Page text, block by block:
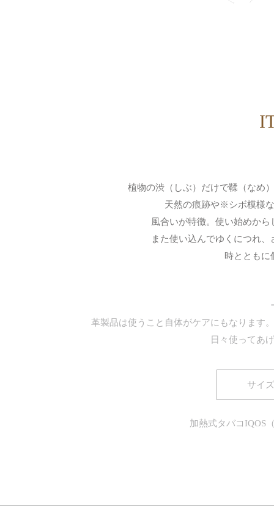
植物の渋（しぶ）だけで鞣（なめ
天然の痕跡や※シボ模様
風合いが特徴。使い始めか
また使い込んでゆくにつれ
時とともに
革製品は使うこと自体がケアにもなります
日々使ってあ
サイ
加熱式タバコIQOS